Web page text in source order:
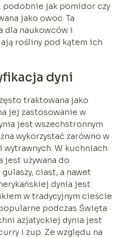
podobnie jak pomidor czy
jako owoc. Ta
dla naukowców i
rośliny pod kątem ich
dyni
traktowana jako
jej zastosowanie w
jest wszechstronnym
wykorzystać zarówno w
wytrawnych. W kuchniach
jest używana do
ciast, a nawet
dynia jest
w tradycyjnym cieście
podczas Święta
azjatyckiej dynia jest
i zup. Ze względu na